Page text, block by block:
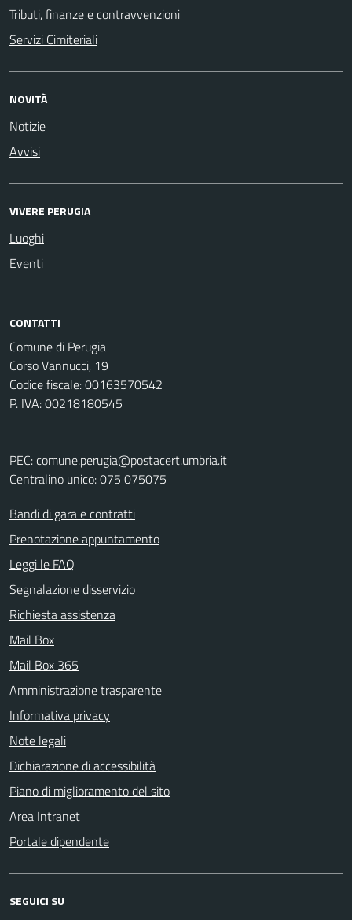
Tributi, finanze e contravvenzioni
Servizi Cimiteriali
NOVITÀ
Notizie
Avvisi
VIVERE PERUGIA
Luoghi
Eventi
CONTATTI
Comune di Perugia
Corso Vannucci, 19
Codice fiscale: 00163570542
P. IVA: 00218180545
PEC:comune.perugia@postacert.umbria.it
Centralino unico: 075 075075
Bandi di gara e contratti
Prenotazione appuntamento
Leggi le FAQ
Segnalazione disservizio
Richiesta assistenza
Mail Box
Mail Box 365
Amministrazione trasparente
Informativa privacy
Note legali
Dichiarazione di accessibilità
Piano di miglioramento del sito
Area Intranet
Portale dipendente
SEGUICI SU